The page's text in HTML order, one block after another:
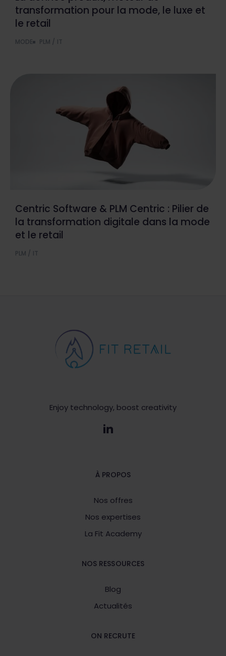
transformation pour la mode, le luxe et
le retail
MODE PLM / IT
Centric Software & PLM Centric : Pilier de
la transformation digitale dans la mode
et le retail
PLM / IT
Enjoy technology, boost creativity
À PROPOS
Nos offres
Nos expertises
La Fit Academy
NOS RESSOURCES
Blog
Actualités
ON RECRUTE